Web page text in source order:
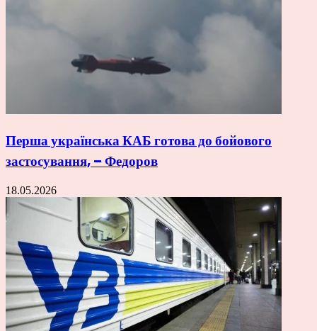
Перша українська КАБ готова до бойового
застосування, – Федоров
18.05.2026